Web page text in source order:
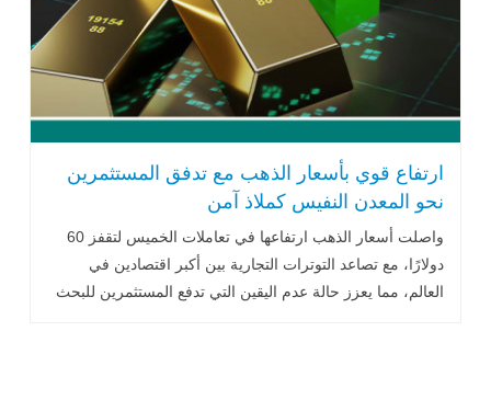
ارتفاع قوي بأسعار الذهب مع تدفق المستثمرين
نحو المعدن النفيس كملاذ آمن
واصلت أسعار الذهب ارتفاعها في تعاملات الخميس لتقفز 60
دولارًا، مع تصاعد التوترات التجارية بين أكبر اقتصادين في
العالم، مما يعزز حالة عدم اليقين التي تدفع المستثمرين للبحث